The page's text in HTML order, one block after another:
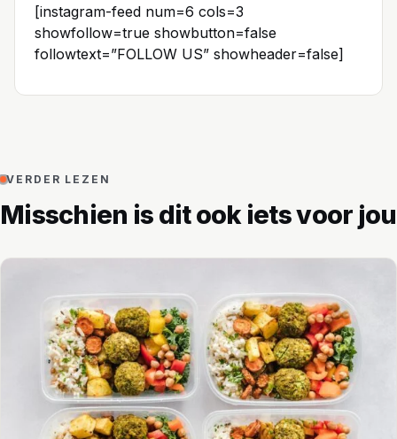
[instagram-feed num=6 cols=3
showfollow=true showbutton=false
followtext=”FOLLOW US” showheader=false]
VERDER LEZEN
Misschien is dit ook iets voor jou